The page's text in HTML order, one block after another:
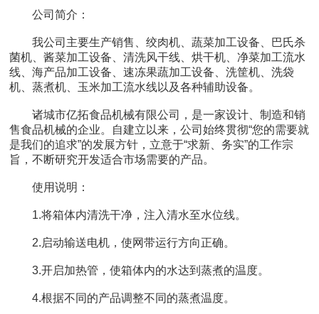
公司简介：
我公司主要生产销售、绞肉机、蔬菜加工设备、巴氏杀
菌机、酱菜加工设备、清洗风干线、烘干机、净菜加工流水
线、海产品加工设备、速冻果蔬加工设备、洗筐机、洗袋
机、蒸煮机、玉米加工流水线以及各种辅助设备。
诸城市亿拓食品机械有限公司，是一家设计、制造和销
售食品机械的企业。自建立以来，公司始终贯彻“您的需要就
是我们的追求”的发展方针，立意于“求新、务实”的工作宗
旨，不断研究开发适合市场需要的产品。
使用说明：
1.将箱体内清洗干净，注入清水至水位线。
2.启动输送电机，使网带运行方向正确。
3.开启加热管，使箱体内的水达到蒸煮的温度。
4.根据不同的产品调整不同的蒸煮温度。